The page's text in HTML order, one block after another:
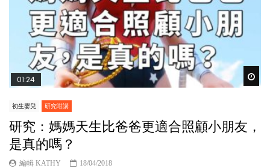
01:24
初生嬰兒 研究咁講
研究：媽媽天生比爸爸更適合照顧小朋友，
是真的嗎？
編輯 KATHY 18/04/2018